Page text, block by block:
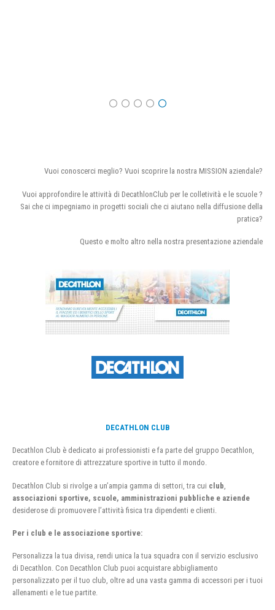
Vuoi conoscerci meglio? Vuoi scoprire la nostra MISSION aziendale?
Vuoi approfondire le attività di DecathlonClub per le colletività e le scuole ?
Sai che ci impegniamo in progetti sociali che ci aiutano nella diffusione della
pratica?
Questo e molto altro nella nostra presentazione aziendale
DECATHLON CLUB
Decathlon Club è dedicato ai professionisti e fa parte del gruppo Decathlon,
creatore e fornitore di attrezzature sportive in tutto il mondo.
Decathlon Club si rivolge a un’ampia gamma di settori, tra cui club
associazioni sportive, scuole, amministrazioni pubbliche e aziende
desiderose di promuovere l’attività fisica tra dipendenti e clienti.
Per i club e le associazione sportive:
Personalizza la tua divisa, rendi unica la tua squadra con il servizio esclusivo
di Decathlon. Con Decathlon Club puoi acquistare abbigliamento
personalizzato per il tuo club, oltre ad una vasta gamma di accessori per i tuoi
allenamenti e le tue partite.